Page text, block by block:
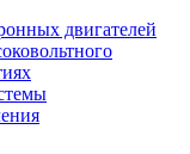
двигателей